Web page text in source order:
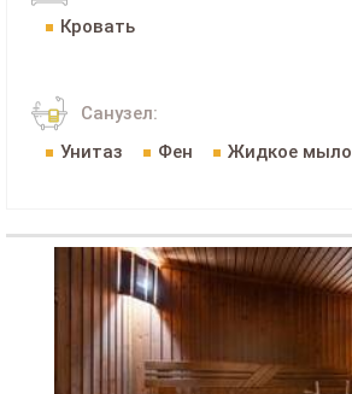
Кровать
Санузел:
Унитаз
Фен Жидкое мыло